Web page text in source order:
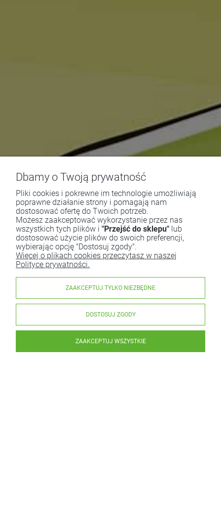
Dbamy o Twoją prywatność
Pliki cookies i pokrewne im technologie umożliwiają
poprawne działanie strony i pomagają nam
dostosować ofertę do Twoich potrzeb.
Możesz zaakceptować wykorzystanie przez nas
wszystkich tych plików i "Przejść do sklepu" lub
dostosować użycie plików do swoich preferencji,
wybierając opcję "Dostosuj zgody".
Więcej o plikach cookies przeczytasz w naszej
Polityce prywatności.
ZAAKCEPTUJ TYLKO NIEZBĘDNE
DOSTOSUJ ZGODY
ZAAKCEPTUJ WSZYSTKIE